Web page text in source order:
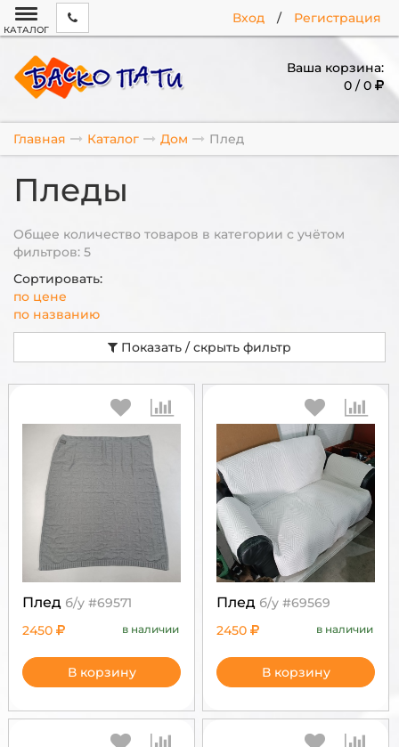
Вход / Регистрация
КАТАЛОГ
Ваша корзина:
0 / 0
Главная Каталог Дом Плед
Пледы
Общее количество товаров в категории с учётом
фильтров: 5
Сортировать:
по цене
по названию
Показать / скрыть фильтр
Плед б/у #69571
2450 в наличии
В корзину
Плед б/у #69569
2450 в наличии
В корзину